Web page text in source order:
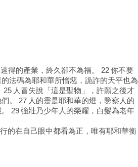
得的產業，終久卻不為福。 22 你不要
法碼為耶和華所憎惡，詭詐的天平也為
人冒失說「這是聖物」，許願之後才
。 27 人的靈是耶和華的燈，鑒察人的
29 強壯乃少年人的榮耀，白髮為老年
的在自己眼中都看為正，唯有耶和華衡